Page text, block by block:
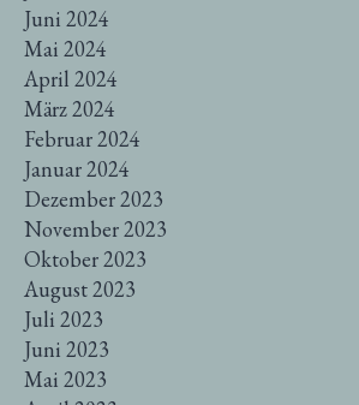
Juni 2024
Mai 2024
April 2024
März 2024
Februar 2024
Januar 2024
Dezember 2023
November 2023
Oktober 2023
August 2023
Juli 2023
Juni 2023
Mai 2023